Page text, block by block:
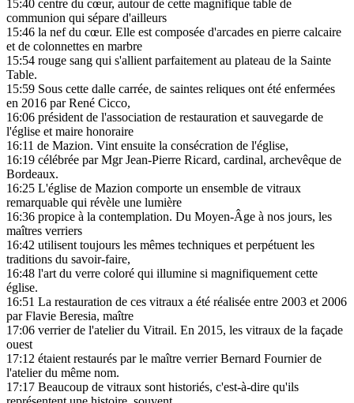
15:40 centre du cœur, autour de cette magnifique table de
communion qui sépare d'ailleurs
15:46 la nef du cœur. Elle est composée d'arcades en pierre calcaire
et de colonnettes en marbre
15:54 rouge sang qui s'allient parfaitement au plateau de la Sainte
Table.
15:59 Sous cette dalle carrée, de saintes reliques ont été enfermées
en 2016 par René Cicco,
16:06 président de l'association de restauration et sauvegarde de
l'église et maire honoraire
16:11 de Mazion. Vint ensuite la consécration de l'église,
16:19 célébrée par Mgr Jean-Pierre Ricard, cardinal, archevêque de
Bordeaux.
16:25 L'église de Mazion comporte un ensemble de vitraux
remarquable qui révèle une lumière
16:36 propice à la contemplation. Du Moyen-Âge à nos jours, les
maîtres verriers
16:42 utilisent toujours les mêmes techniques et perpétuent les
traditions du savoir-faire,
16:48 l'art du verre coloré qui illumine si magnifiquement cette
église.
16:51 La restauration de ces vitraux a été réalisée entre 2003 et 2006
par Flavie Beresia, maître
17:06 verrier de l'atelier du Vitrail. En 2015, les vitraux de la façade
ouest
17:12 étaient restaurés par le maître verrier Bernard Fournier de
l'atelier du même nom.
17:17 Beaucoup de vitraux sont historiés, c'est-à-dire qu'ils